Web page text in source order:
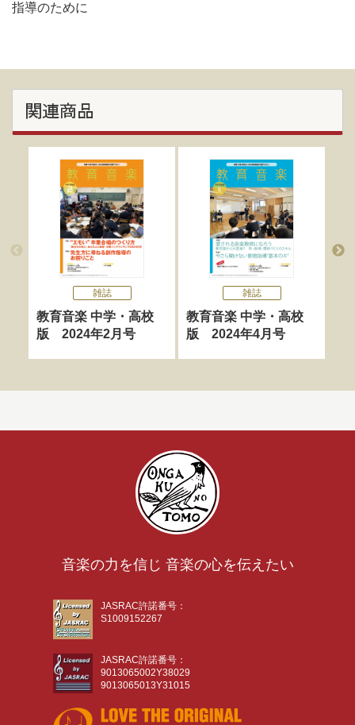
指導のために
関連商品
雑誌
教育音楽 中学・高校
版 2024年2月号
雑誌
教育音楽 中学・高校
版 2024年4月号
音楽の力を信じ 音楽の心を伝えたい
JASRAC許諾番号：
S1009152267
JASRAC許諾番号：
9013065002Y38029
9013065013Y31015